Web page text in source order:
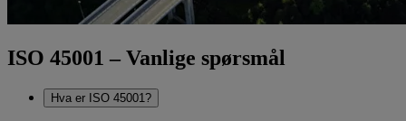
ISO 45001 – Vanlige spørsmål
Hva er ISO 45001?